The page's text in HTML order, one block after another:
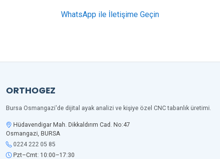
WhatsApp ile İletişime Geçin
ORTHOGEZ
Bursa Osmangazi'de dijital ayak analizi ve kişiye özel CNC tabanlık üretimi.
Hüdavendigar Mah. Dikkaldırım Cad. No:47
Osmangazi, BURSA
0224 222 05 85
Pzt–Cmt: 10:00–17:30